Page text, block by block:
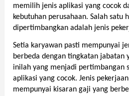
memilih jenis aplikasi yang cocok
kebutuhan perusahaan. Salah satu
dipertimbangkan adalah jenis
Setia karyawan pasti mempunyai
berbeda dengan tingkatan jabatan
inilah yang menjadi pertimbangan
aplikasi yang cocok. Jenis
mempunyai kisaran gaji yang